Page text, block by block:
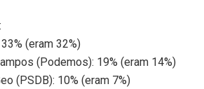
(eram 32%)
(Podemos): 19% (eram 14%)
(PSDB): 10% (eram 7%)